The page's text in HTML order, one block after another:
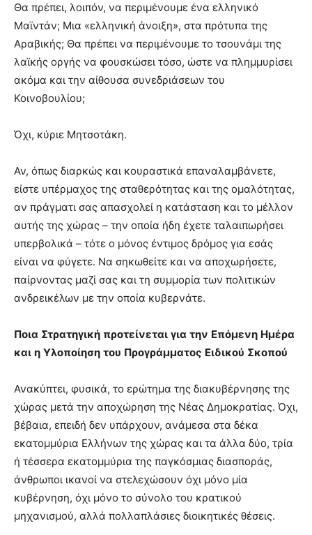
Θα πρέπει, λοιπόν, να περιμένουμε ένα ελληνικό
Μαϊντάν; Μια «ελληνική άνοιξη», στα πρότυπα της
Αραβικής; Θα πρέπει να περιμένουμε το τσουνάμι της
λαϊκής οργής να φουσκώσει τόσο, ώστε να πλημμυρίσει
ακόμα και την αίθουσα συνεδριάσεων του
Κοινοβουλίου;
Όχι, κύριε Μητσοτάκη.
Αν, όπως διαρκώς και κουραστικά επαναλαμβάνετε,
είστε υπέρμαχος της σταθερότητας και της ομαλότητας,
αν πράγματι σας απασχολεί η κατάσταση και το μέλλον
αυτής της χώρας – την οποία ήδη έχετε ταλαιπωρήσει
υπερβολικά – τότε ο μόνος έντιμος δρόμος για εσάς
είναι να φύγετε. Να σηκωθείτε και να αποχωρήσετε,
παίρνοντας μαζί σας και τη συμμορία των πολιτικών
ανδρεικέλων με την οποία κυβερνάτε.
Ποια Στρατηγική προτείνεται για την Επόμενη Ημέρα
και η Υλοποίηση του Προγράμματος Ειδικού Σκοπού
Ανακύπτει, φυσικά, το ερώτημα της διακυβέρνησης της
χώρας μετά την αποχώρηση της Νέας Δημοκρατίας. Όχι,
βέβαια, επειδή δεν υπάρχουν, ανάμεσα στα δέκα
εκατομμύρια Ελλήνων της χώρας και τα άλλα δύο, τρία
ή τέσσερα εκατομμύρια της παγκόσμιας διασποράς,
άνθρωποι ικανοί να στελεχώσουν όχι μόνο μία
κυβέρνηση, όχι μόνο το σύνολο του κρατικού
μηχανισμού, αλλά πολλαπλάσιες διοικητικές θέσεις.